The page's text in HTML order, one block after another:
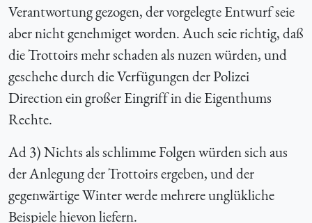
Verantwortung gezogen, der vorgelegte Entwurf seie
aber nicht genehmiget worden. Auch seie richtig, daß
die Trottoirs mehr schaden als nuzen würden, und
geschehe durch die Verfügungen der Polizei
Direction ein großer Eingriff in die Eigenthums
Rechte.
Ad 3) Nichts als schlimme Folgen würden sich aus
der Anlegung der Trottoirs ergeben, und der
gegenwärtige Winter werde mehrere unglükliche
Beispiele hievon liefern.